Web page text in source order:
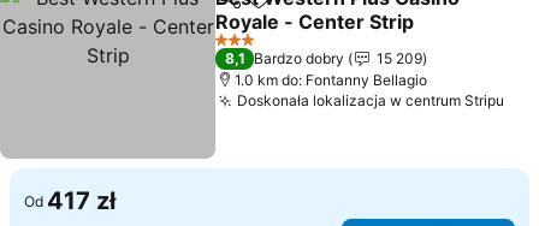
Udostępnij
Dodaj do ulubionych
Royale - Center Strip
Wyświetl ceny
3 Kategoria
8,1 Bardzo dobry
15 209
1.0 km do: Fontanny Bellagio
Doskonała lokalizacja w centrum Stripu
Od 417 zł